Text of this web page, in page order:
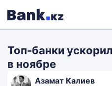
Топ-банки
в ноябре
Азамат Калиев